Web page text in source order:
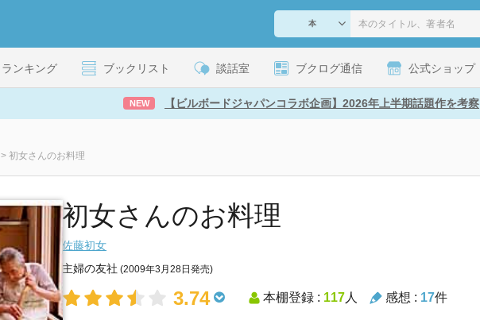
ランキング ブックリスト 談話室 ブクログ通信 公式ショップ
NEW 【ビルボードジャパンコラボ企画】2026年上半期話題作を考察
> 初女さんのお料理
初女さんのお料理
佐藤初女
主婦の友社 (2009年3月28日発売)
3.74 本棚登録 : 117人 感想 : 17件